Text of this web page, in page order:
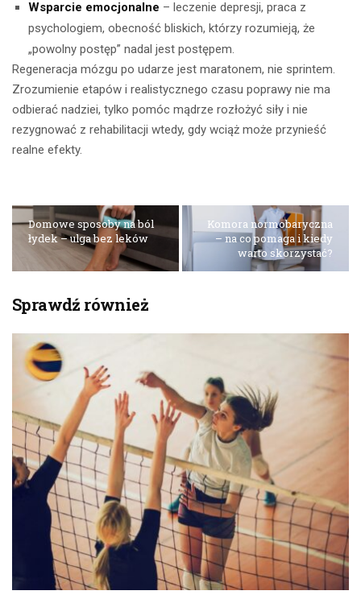
Wsparcie emocjonalne – leczenie depresji, praca z
psychologiem, obecność bliskich, którzy rozumieją, że
„powolny postęp” nadal jest postępem.
Regeneracja mózgu po udarze jest maratonem, nie sprintem.
Zrozumienie etapów i realistycznego czasu poprawy nie ma
odbierać nadziei, tylko pomóc mądrze rozłożyć siły i nie
rezygnować z rehabilitacji wtedy, gdy wciąż może przynieść
realne efekty.
Domowe sposoby na ból
łydek – ulga bez leków
Komora normobaryczna
– na co pomaga i kiedy
warto skorzystać?
Sprawdź również